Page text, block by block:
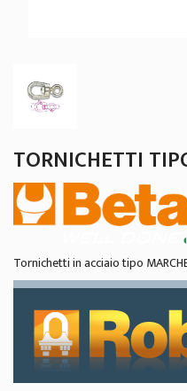
TORNICHETTI
Tornichetti in acciaio tipo